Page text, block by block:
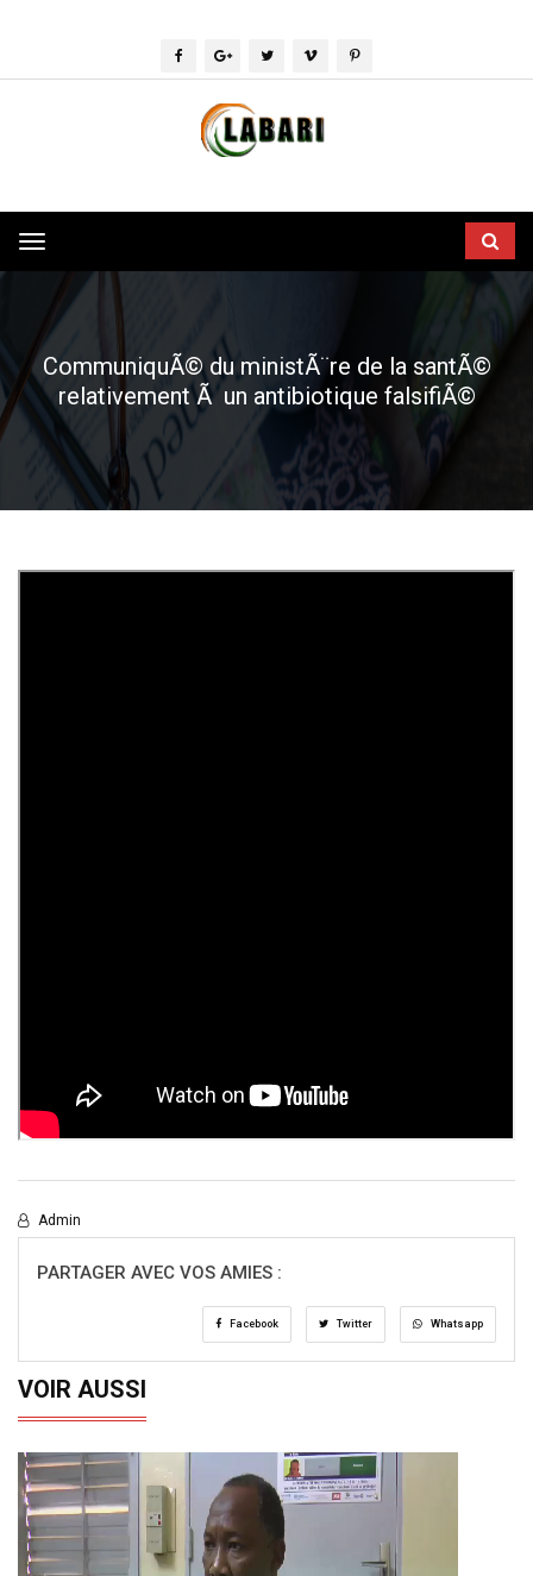
Toggle
navigation
CommuniquÃ© du ministÃ¨re de la santÃ©
relativement Ã un antibiotique falsifiÃ©
Admin
PARTAGER AVEC VOS AMIES :
Facebook Twitter Whatsapp
VOIR AUSSI